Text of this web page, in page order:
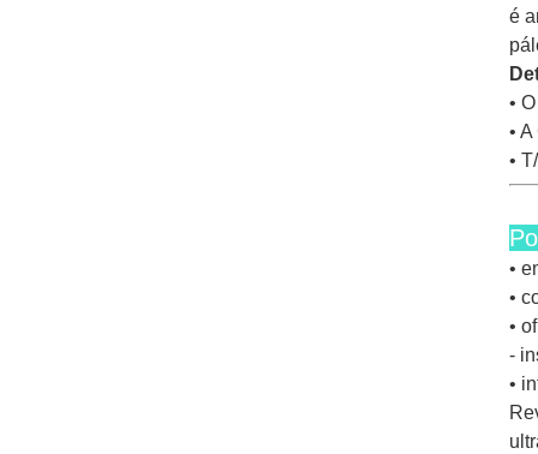
é
•
•
•
•
•
•
-
•